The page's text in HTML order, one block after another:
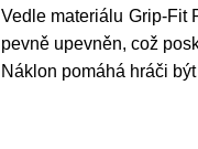
Vedle materiálu Grip-Fit
pevně upevněn, což
Náklon pomáhá hráči